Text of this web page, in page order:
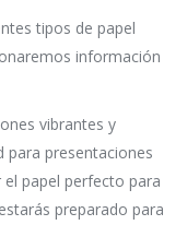
tipos de papel
información
vibrantes y
para presentaciones
papel perfecto para
preparado para